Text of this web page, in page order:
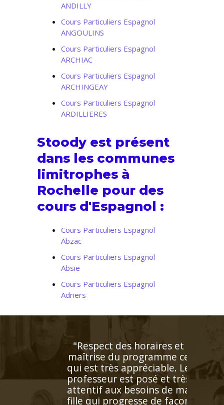
ANDILLY
Cours Particuliers Espagnol
ANGOULINS
Cours Particuliers Espagnol
ARCHIAC
Cours Particuliers Espagnol
ARCHINGEAY
Cours Particuliers Espagnol
ARDILLIERES
Stoody est présent
dans les communes
limitrophes à
Rochelle pour des
cours d'Espagnol :
Cours Particuliers Espagnol
Abzac
Cours Particuliers Espagnol
Absie
Cours Particuliers Espagnol
Adriers
"L’enseignante a détecté
rapidement les difficultés
de ma fille et lui a proposé
un plan de travail
personnalisé ! Ses notes se
sont améliorées au fur et à